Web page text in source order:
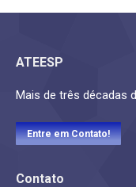
ATEESP
Mais de três décadas
Entre em Contato!
Contato